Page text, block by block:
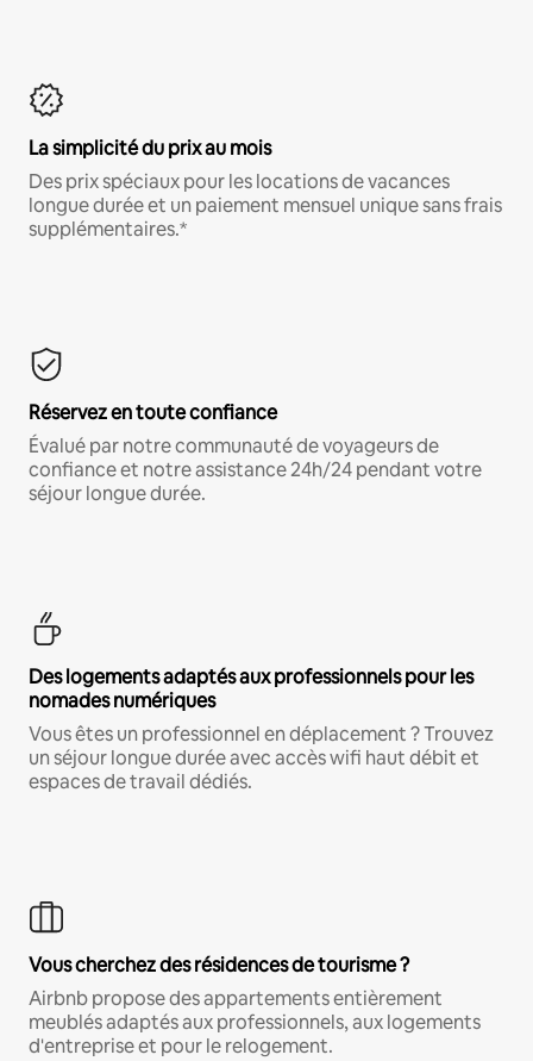
La simplicité du prix au mois
Des prix spéciaux pour les locations de vacances
longue durée et un paiement mensuel unique sans frais
supplémentaires.*
Réservez en toute confiance
Évalué par notre communauté de voyageurs de
confiance et notre assistance 24h/24 pendant votre
séjour longue durée.
Des logements adaptés aux professionnels pour les
nomades numériques
Vous êtes un professionnel en déplacement ? Trouvez
un séjour longue durée avec accès wifi haut débit et
espaces de travail dédiés.
Vous cherchez des résidences de tourisme ?
Airbnb propose des appartements entièrement
meublés adaptés aux professionnels, aux logements
d'entreprise et pour le relogement.